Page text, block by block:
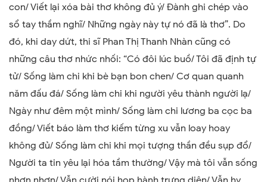
con/ Viết lại xóa bài thơ không đủ ý/ Đành ghi chép vào
sổ tay thầm nghĩ/ Những ngày này tự nó đã là thơ”. Do
đó, khi day dứt, thi sĩ Phan Thị Thanh Nhàn cũng có
những câu thơ nhức nhối: “Có đôi lúc buồ/ Tôi đã định tự
tử/ Sống làm chi khi bè bạn bon chen/ Cơ quan quanh
năm đấu đá/ Sống làm chi khi người yêu thành người lạ/
Ngày như đêm một mình/ Sống làm chi lương ba cọc ba
đồng/ Viết báo làm thơ kiếm từng xu vẫn loay hoay
không đủ/ Sống làm chi khi mọi tượng thần đều sụp đổ/
Người ta tin yêu lại hóa tầm thường/ Vậy mà tôi vẫn sống